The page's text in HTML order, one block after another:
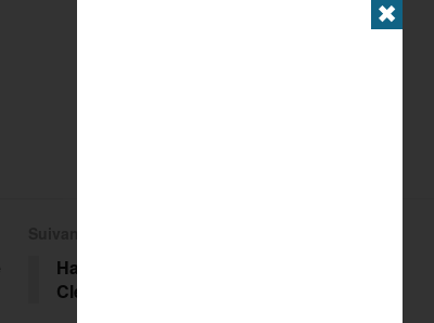
Handicap et emploi lors de Sport2Job à
Clermont-Ferrand
✖